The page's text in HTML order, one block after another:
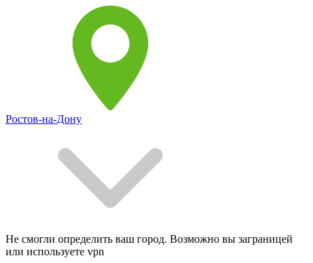
Ростов-на-Дону
Не смогли определить ваш город. Возможно вы заграницей
или используете vpn